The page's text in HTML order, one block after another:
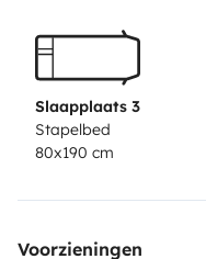
Slaapplaats 3
Stapelbed
80x190 cm
Voorzieningen